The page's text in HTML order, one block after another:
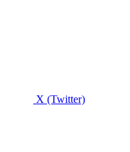
X (Twitter)